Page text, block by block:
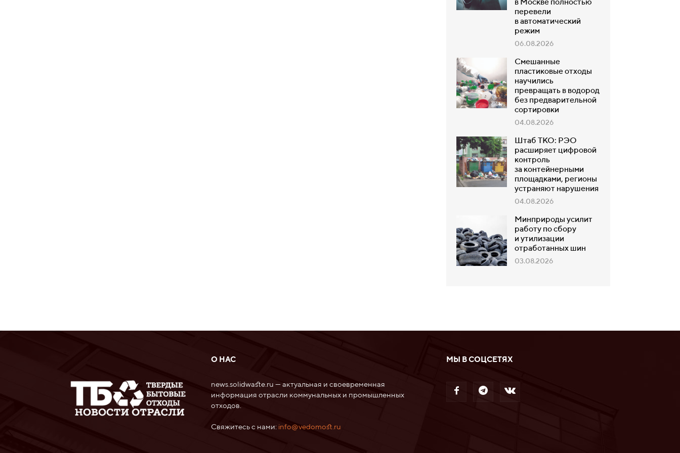
в Москве полностью
перевели
в автоматический
режим
06.08.2026
Смешанные
пластиковые отходы
научились
превращать в водород
без предварительной
сортировки
04.08.2026
Штаб ТКО: РЭО
расширяет цифровой
контроль
за контейнерными
площадками, регионы
устраняют нарушения
04.08.2026
Минприроды усилит
работу по сбору
и утилизации
отработанных шин
03.08.2026
О НАС
news.solidwaste.ru — актуальная и своевременная
информация отрасли коммунальных и промышленных
отходов.
Свяжитесь с нами: info@vedomost.ru
МЫ В СОЦСЕТЯХ